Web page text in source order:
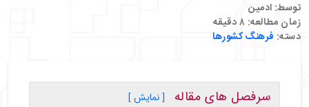
توسط: ادمین
زمان مطالعه: ۸دقیقه
دسته: فرهنگ کشورها
سرفصل های مقاله
[ نمایش ]